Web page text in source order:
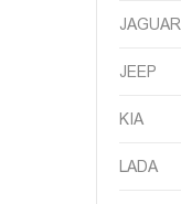
JAGUAR
JEEP
KIA
LADA